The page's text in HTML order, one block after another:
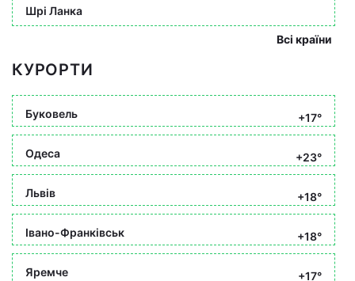
Шрі Ланка
Всі країни
КУРОРТИ
Буковель +17°
Одеса +23°
Львів +18°
Івано-Франківськ +18°
Яремче +17°